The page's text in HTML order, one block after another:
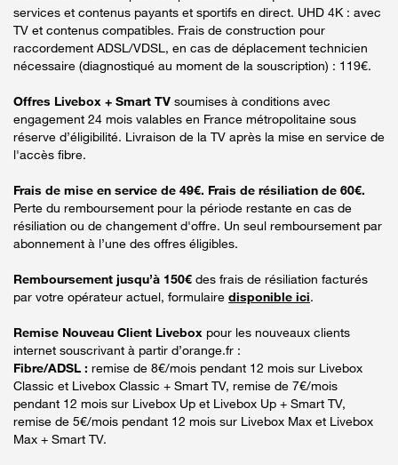
services et contenus payants et sportifs en direct. UHD 4K : avec
TV et contenus compatibles. Frais de construction pour
raccordement ADSL/VDSL, en cas de déplacement technicien
nécessaire (diagnostiqué au moment de la souscription) : 119€.
Offres Livebox + Smart TV soumises à conditions avec
engagement 24 mois valables en France métropolitaine sous
réserve d’éligibilité. Livraison de la TV après la mise en service de
l'accès fibre.
Frais de mise en service de 49€. Frais de résiliation de 60€.
Perte du remboursement pour la période restante en cas de
résiliation ou de changement d'offre. Un seul remboursement par
abonnement à l’une des offres éligibles.
Remboursement jusqu’à 150€ des frais de résiliation facturés
par votre opérateur actuel, formulaire disponible ici.
Remise Nouveau Client Livebox pour les nouveaux clients
internet souscrivant à partir d’orange.fr :
Fibre/ADSL : remise de 8€/mois pendant 12 mois sur Livebox
Classic et Livebox Classic + Smart TV, remise de 7€/mois
pendant 12 mois sur Livebox Up et Livebox Up + Smart TV,
remise de 5€/mois pendant 12 mois sur Livebox Max et Livebox
Max + Smart TV.